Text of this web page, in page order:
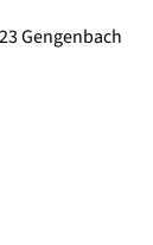
Gengenbach